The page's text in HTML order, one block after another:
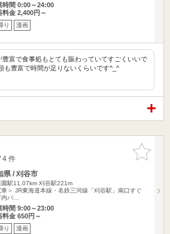
時間 0:00～24:00
料金 2,400円～
り 漫画
豊富で食事処もとても賑わっていてすごくいいで
も豊富で時間が足りないくらいです^_^
お気に入
りに追加
件
県 / 刈谷市
園駅11.07km 刈谷駅221m
車＞ JR東海道本線・名鉄三河線「刈谷駅」南口すぐ
内バ…
時間 9:00～23:00
料金 650円～
り 漫画